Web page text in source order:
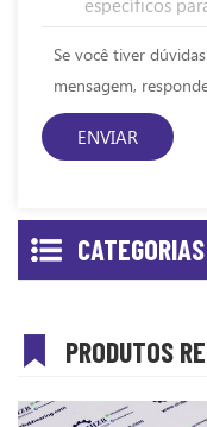
Se você tiver
mensagem,
CATEGORIAS
PRODUTOS